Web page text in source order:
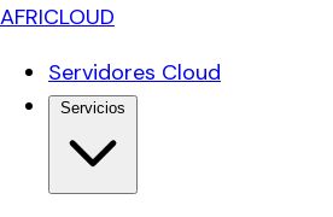
AFRICLOUD
Servidores Cloud
Servicios